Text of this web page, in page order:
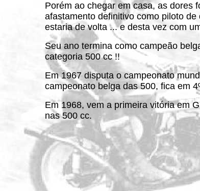
Porém ao chegar em casa, as dores
afastamento definitivo como piloto
estaria de volta ... e desta vez com
Seu ano termina como campeão
categoria 500 cc !!
Em 1967 disputa o campeonato
campeonato belga das 500, fica em
Em 1968, vem a primeira vitória em
nas 500 cc.